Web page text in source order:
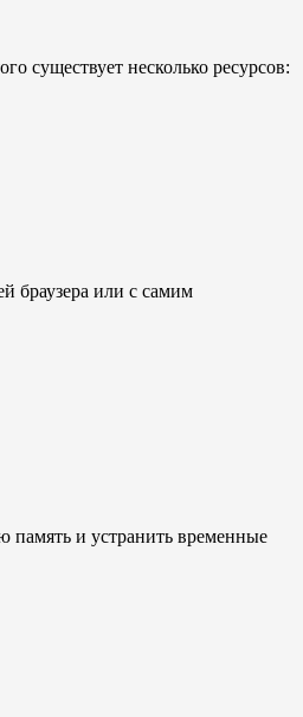
существует несколько ресурсов:
браузера или с самим
память и устранить временные